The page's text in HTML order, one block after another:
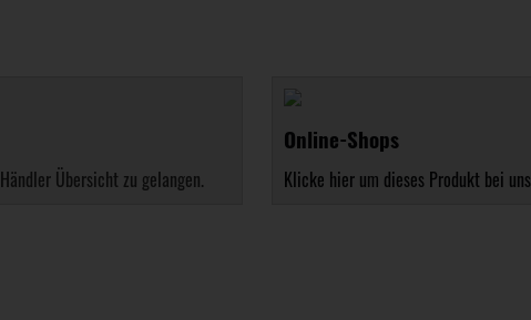
Übersicht zu gelangen.
Online-Shops
Klicke hier um dieses Produkt bei